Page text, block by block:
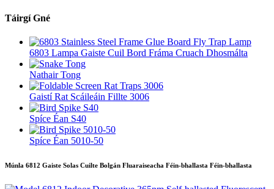
Táirgí Gné
6803 Lampa Gaiste Cuil Bord Fráma Cruach Dhosmálta
Nathair Tong
Gaistí Rat Scáileáin Fillte 3006
Spíce Éan S40
Spíce Éan 5010-50
Múnla 6812 Gaiste Solas Cuilte Bolgán Fluaraiseacha Féin-bhallasta Féin-bhallasta